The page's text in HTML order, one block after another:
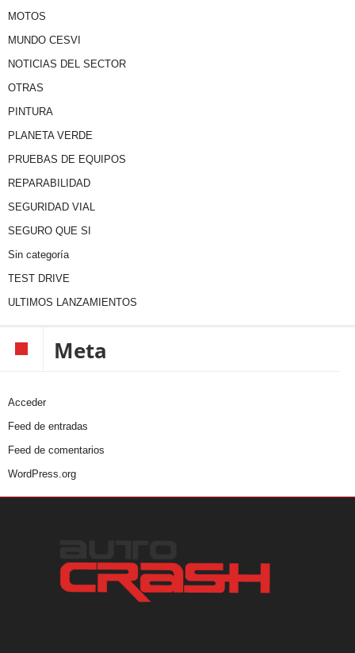
MOTOS
MUNDO CESVI
NOTICIAS DEL SECTOR
OTRAS
PINTURA
PLANETA VERDE
PRUEBAS DE EQUIPOS
REPARABILIDAD
SEGURIDAD VIAL
SEGURO QUE SI
Sin categoría
TEST DRIVE
ULTIMOS LANZAMIENTOS
Meta
Acceder
Feed de entradas
Feed de comentarios
WordPress.org